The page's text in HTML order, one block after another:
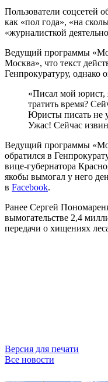
Пользователи соцсетей
как «пол года», «на
«журналисткой
Ведущий программы
Москва», что текст
Генпрокуратуру,
«Писал мой юрист,
тратить время?
Юристы писать не
Ужас! Сейчас
Ведущий программы
обратился в
вице-губернатора
якобы вымогал у него
в Facebook.
Ранее Сергей
вымогательстве 2,4
передачи о хищениях
Версия для печати
Все новости